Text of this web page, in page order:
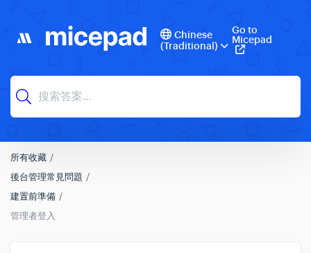
Chinese
(Traditional)
Go to
Micepad
所有收藏
後台管理常見問題
建置前準備
管理者登入